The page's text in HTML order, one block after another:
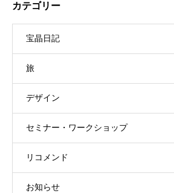
カテゴリー
宝晶日記
旅
デザイン
セミナー・ワークショップ
リコメンド
お知らせ